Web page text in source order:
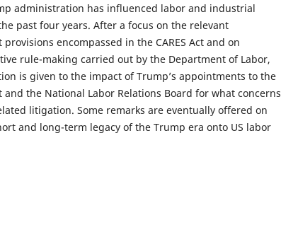
administration has influenced labor and industrial
past four years. After a focus on the relevant
encompassed in the CARES Act and on
rule-making carried out by the Department of Labor,
is given to the impact of Trump’s appointments to the
and the National Labor Relations Board for what concerns
litigation. Some remarks are eventually offered on
and long-term legacy of the Trump era onto US labor